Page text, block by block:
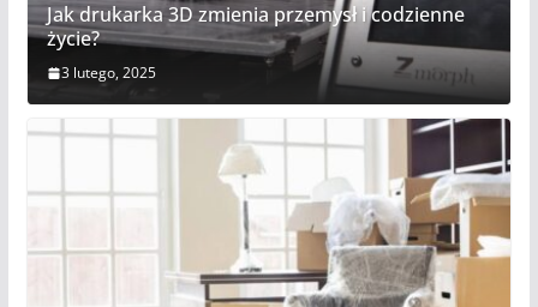
Jak drukarka 3D zmienia przemysł i codzienne
życie?
3 lutego, 2025